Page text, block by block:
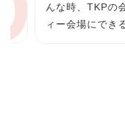
んな時、TKPの
ィー会場にでき